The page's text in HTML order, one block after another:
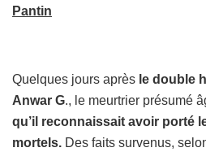
Pantin
Quelques jours après le double
Anwar G., le meurtrier présumé
qu’il reconnaissait avoir porté
mortels. Des faits survenus,